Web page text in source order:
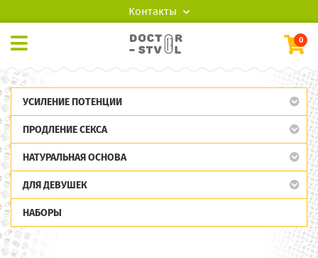
Контакты
0
УСИЛЕНИЕ ПОТЕНЦИИ
ПРОДЛЕНИЕ СЕКСА
НАТУРАЛЬНАЯ ОСНОВА
ДЛЯ ДЕВУШЕК
НАБОРЫ